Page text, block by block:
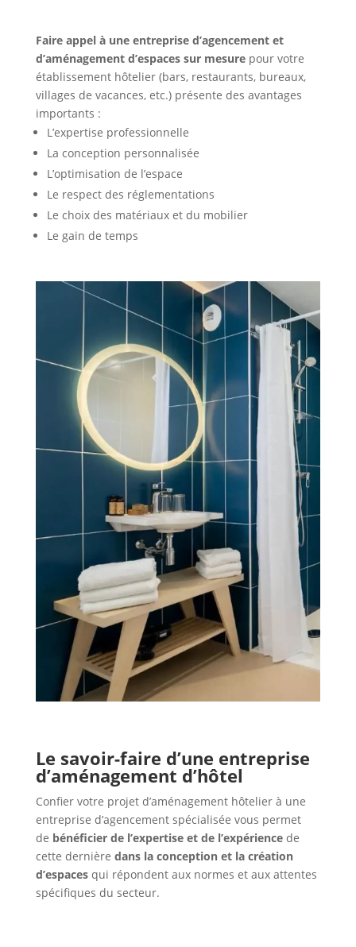
Faire appel à une entreprise d’agencement et
d’aménagement d’espaces sur mesurepour votre
établissement hôtelier (bars, restaurants, bureaux,
villages de vacances, etc.) présente des avantages
importants :
L’expertise professionnelle
La conception personnalisée
L’optimisation de l’espace
Le respect des réglementations
Le choix des matériaux et du mobilier
Le gain de temps
Le savoir-faire d’une entreprise
d’aménagement d’hôtel
Confier votre projet d’aménagement hôtelier à une
entreprise d’agencement spécialisée vous permet
de bénéficier de l’expertise et de l’expériencede
cette dernière dans la conception et la création
d’espacesqui répondent aux normes et aux attentes
spécifiques du secteur.